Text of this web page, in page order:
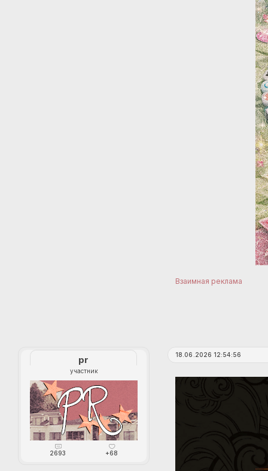
Взаимная реклама
18.06.2026 12:54:56
pr
участник
2693 +68